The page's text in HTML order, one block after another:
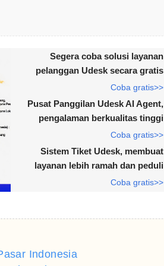
Segera coba solusi layanan
pelanggan Udesk secara gratis
Coba gratis>>
Pusat Panggilan Udesk AI Agent,
pengalaman berkualitas tinggi
Coba gratis>>
Sistem Tiket Udesk, membuat
layanan lebih ramah dan peduli
Coba gratis>>
Indonesia